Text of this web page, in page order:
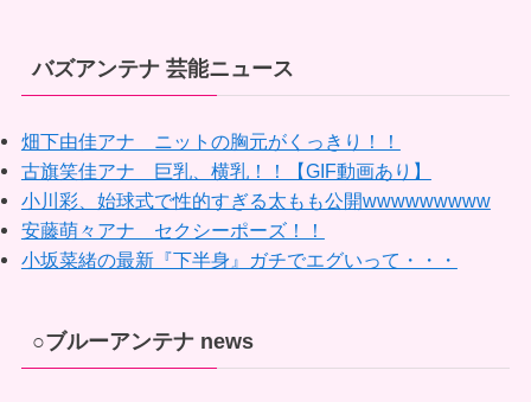
バズアンテナ 芸能ニュース
畑下由佳アナ ニットの胸元がくっきり！！
古旗笑佳アナ 巨乳、横乳！！【GIF動画あり】
小川彩、始球式で性的すぎる太もも公開wwwwwwwww
安藤萌々アナ セクシーポーズ！！
小坂菜緒の最新『下半身』ガチでエグいって・・・
○ブルーアンテナ news